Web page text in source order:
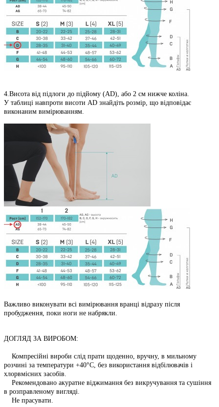
4.Висота від підлоги до підйому (AD), або 2 см нижче коліна.
У таблиці навпроти висоти АD знайдіть розмір, що відповідає
виконаним вимірюванням.
Важливо виконувати всі вимірювання вранці відразу після
пробудження, поки ноги не набрякли.
ДОГЛЯД ЗА ВИРОБОМ:
Компресійні вироби слід прати щоденно, вручну, в мильному
розчині за температури +40°С, без використання відбілювачів і
хлорвмісних засобів.
Рекомендовано акуратне віджимання без викручування та сушіння
в розправленому вигляді.
Не прасувати.